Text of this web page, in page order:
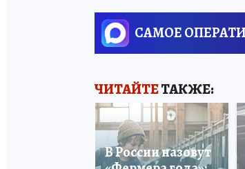
САМОЕ
ЧИТАЙТЕТАКЖЕ:
В России назовут